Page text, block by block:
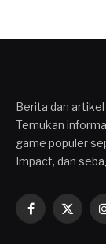
Berita dan
Temukan
game populer
Impact, dan
Facebook
X